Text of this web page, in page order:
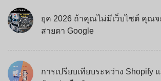
ยุค 2026 ถ้าคุณไม่มีเว็บไซต์ คุณ
สายตา Google
การเปรียบเทียบระหว่าง Shopify